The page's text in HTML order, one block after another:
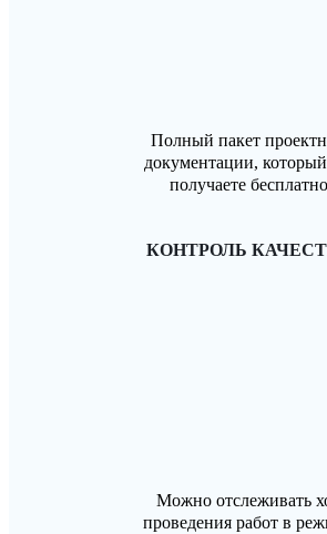
Полный пакет
документации,
получаете бесплатно
КОНТРОЛЬ
Можно отслеживать
проведения работ в